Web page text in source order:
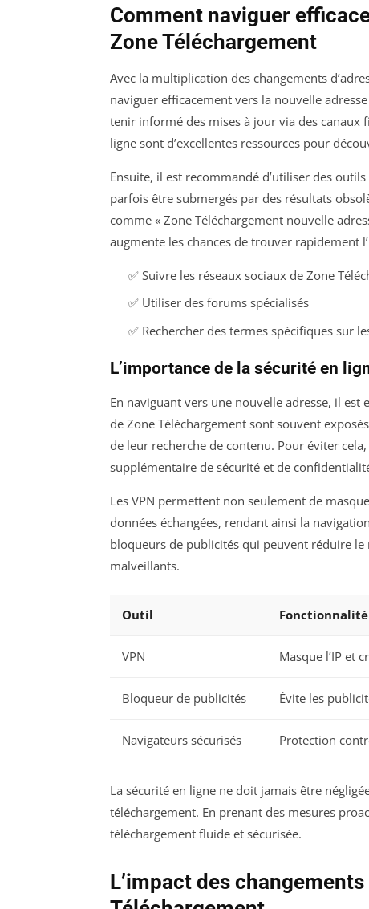
Comment naviguer
Zone Téléchargement
Avec la multiplication des changements
naviguer efficacement vers la nouvelle
tenir informé des mises à jour via des canaux
ligne sont d’excellentes ressources pour
Ensuite, il est recommandé d’utiliser des
parfois être submergés par des résultats
comme « Zone Téléchargement nouvelle
augmente les chances de trouver rapidement
✅ Suivre les réseaux sociaux de Zone
✅ Utiliser des forums spécialisés
✅ Rechercher des termes spécifiques sur
L’importance de la sécurité en
En naviguant vers une nouvelle adresse, il
de Zone Téléchargement sont souvent
de leur recherche de contenu. Pour éviter
supplémentaire de sécurité et de
Les VPN permettent non seulement de
données échangées, rendant ainsi la
bloqueurs de publicités qui peuvent réduire
malveillants.
Outil Fonctionnalité
VPN Masque l’IP et
Bloqueur de publicités Évite les
Navigateurs sécurisés Protection
La sécurité en ligne ne doit jamais être
téléchargement. En prenant des mesures
téléchargement fluide et sécurisée.
L’impact des